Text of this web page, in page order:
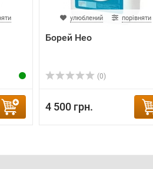
улюблений порівняти
Борей Нео
(0)
4 500 грн.